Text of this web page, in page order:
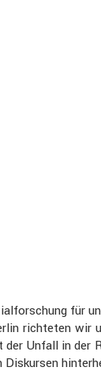
für
richteten wir
Unfall in